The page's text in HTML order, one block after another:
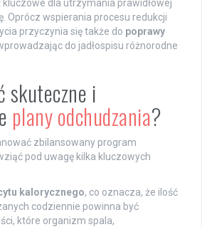
kluczowe dla utrzymania prawidłowej
Oprócz wspierania procesu redukcji
przyczynia się także do poprawy
do jadłospisu różnorodne
skuteczne i
plany odchudzania?
zbilansowany program
pod uwagę kilka kluczowych
kalorycznego, co oznacza, że ilość
codziennie powinna być
które organizm spala,